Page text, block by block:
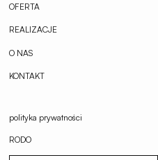
OFERTA
REALIZACJE
O NAS
KONTAKT
polityka prywatności
RODO